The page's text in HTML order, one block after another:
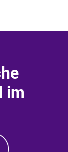
im
Kiel